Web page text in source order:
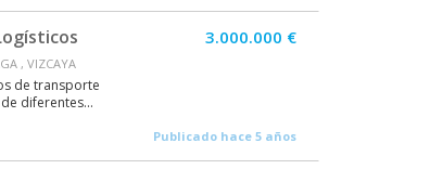
, VIZCAYA
de transporte
diferentes...
3.000.000 €
Publicado hace 5 años